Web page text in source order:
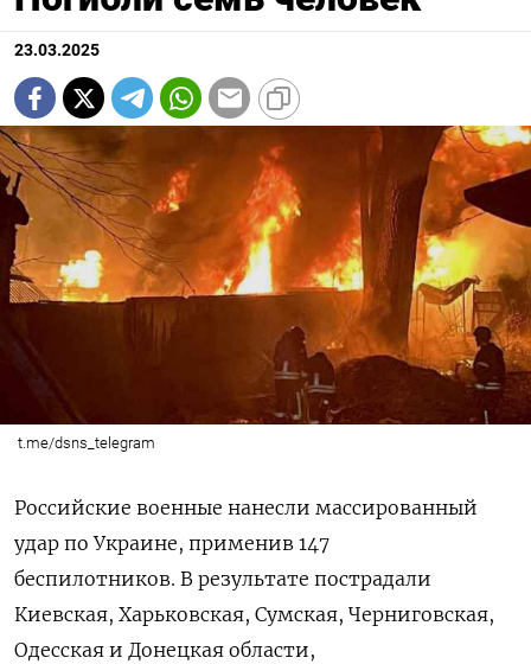
23.03.2025
t.me/dsns_telegram
Российские военные нанесли массированный
удар по Украине, применив 147
беспилотников. В результате пострадали
Киевская, Харьковская, Сумская, Черниговская,
Одесская и Донецкая области,